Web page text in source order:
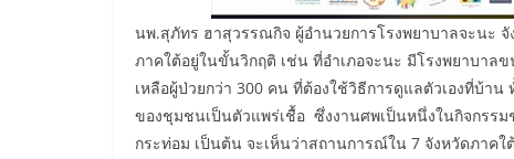
นพ.สุภัทร ฮาสุวรรณกิจ ผู้อำนวยการโรงพยาบาลจะนะ
ภาคใต้อยู่ในขั้นวิกฤติ เช่น ที่อำเภอจะนะ มีโรงพยาบาล
เหลือผู้ป่วยกว่า 300 คน ที่ต้องใช้วิธีการดูแลตัวเองที่บ้า
ของชุมชนเป็นตัวแพร่เชื้อ ซึ่งงานศพเป็นหนึ่งในกิจกรร
กระท่อม เป็นต้น จะเห็นว่าสถานการณ์ใน 7 จังหวัดภาค